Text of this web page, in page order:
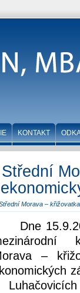
Morava –
Dne
–
KONTAKT